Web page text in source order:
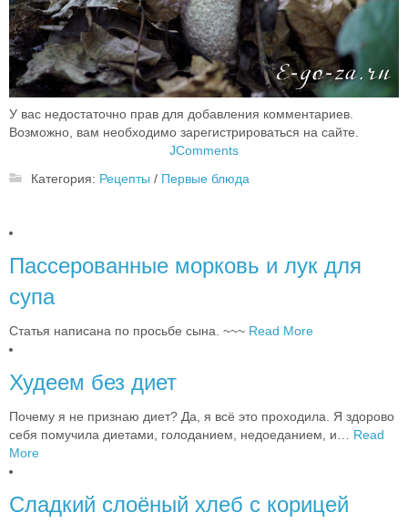
У вас недостаточно прав для добавления комментариев.
Возможно, вам необходимо зарегистрироваться на сайте.
JComments
Категория: Рецепты / Первые блюда
Пассерованные морковь и лук для
супа
Статья написана по просьбе сына. ~~~ Read More
Худеем без диет
Почему я не признаю диет? Да, я всё это проходила. Я здорово
себя помучила диетами, голоданием, недоеданием, и
Read
More
Сладкий слоёный хлеб с корицей